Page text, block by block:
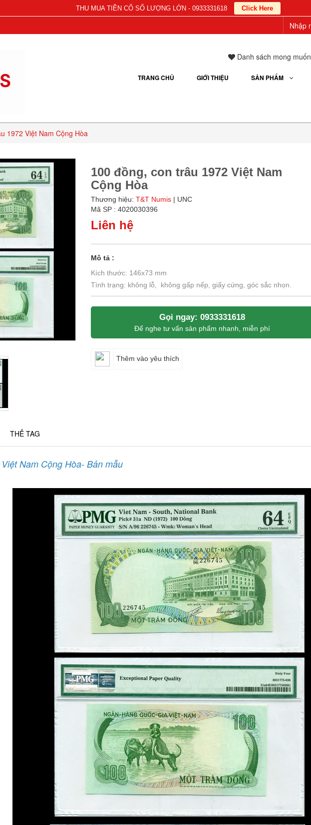
Danh sách mong muốn
TRANG CHỦ GIỚI THIỆU SẢN PHẨM
1972 Việt Nam Cộng Hòa
100 đồng, con trâu 1972 Việt Nam
Cộng Hòa
Thương hiệu: T&T Numis | UNC
Mã SP : 4020030396
Liên hệ
Mô tả :
Kích thước: 146x73 mm
Tình trạng: không lỗ, không gấp nếp, giấy cứng, góc sắc nhọn.
Gọi ngay: 0933331618
Để nghe tư vấn sản phẩm nhanh, miễn phí
Thêm vào yêu thích
THẺ TAG
Nam Cộng Hòa- Bản mẫu
THU MUA TIỀN CỔ SỐ LƯỢNG LỚN - 0933331618 Click Here